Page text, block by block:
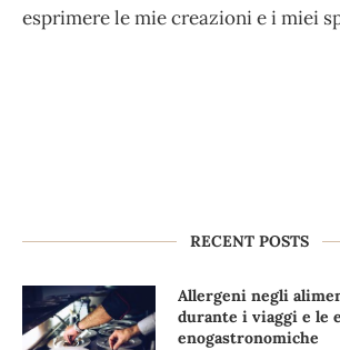
esprimere le mie creazioni e i miei
RECENT POSTS
Allergeni negli
durante i viaggi e le
enogastronomiche